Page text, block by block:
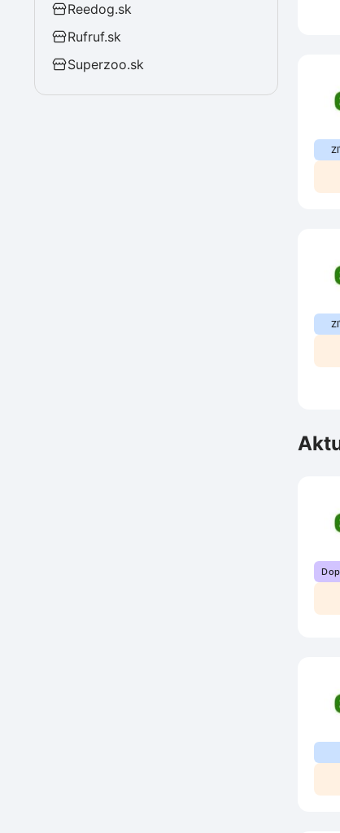
Reedog.sk
Rufruf.sk
Superzoo.sk